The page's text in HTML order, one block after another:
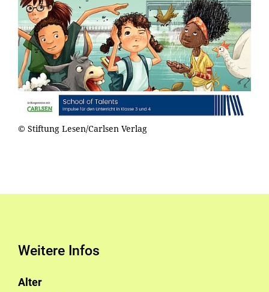
© Stiftung Lesen/Carlsen Verlag
Weitere Infos
Alter